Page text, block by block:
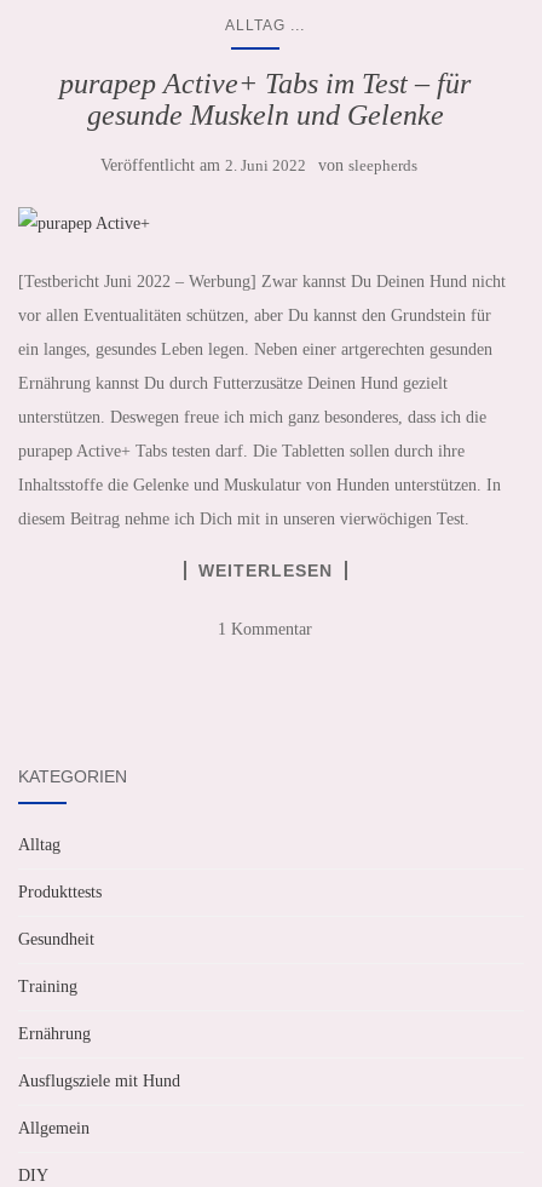
ALLTAG
purapep Active+ Tabs im Test – für
gesunde Muskeln und Gelenke
Veröffentlicht am 2. Juni 2022 von sleepherds
[Testbericht Juni 2022 – Werbung] Zwar kannst Du Deinen Hund nicht
vor allen Eventualitäten schützen, aber Du kannst den Grundstein für
ein langes, gesundes Leben legen. Neben einer artgerechten gesunden
Ernährung kannst Du durch Futterzusätze Deinen Hund gezielt
unterstützen. Deswegen freue ich mich ganz besonderes, dass ich die
purapep Active+ Tabs testen darf. Die Tabletten sollen durch ihre
Inhaltsstoffe die Gelenke und Muskulatur von Hunden unterstützen. In
diesem Beitrag nehme ich Dich mit in unseren vierwöchigen Test.
WEITERLESEN
1 Kommentar
KATEGORIEN
Alltag
Produkttests
Gesundheit
Training
Ernährung
Ausflugsziele mit Hund
Allgemein
DIY